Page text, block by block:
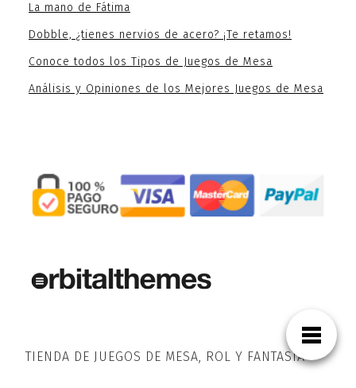
La mano de Fátima
Dobble, ¿tienes nervios de acero? ¡Te retamos!
Conoce todos los Tipos de Juegos de Mesa
Análisis y Opiniones de los Mejores Juegos de Mesa
TIENDA DE JUEGOS DE MESA, ROL Y FANTASÍA